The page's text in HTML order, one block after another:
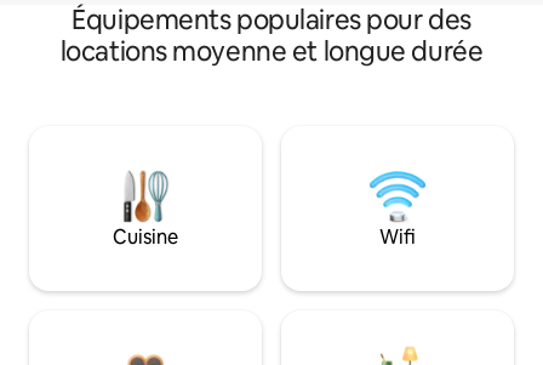
Équipements populaires pour des
locations moyenne et longue durée
Cuisine Wifi